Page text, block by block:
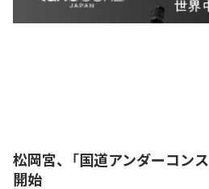
松岡宮、「国道アンダーコン
開始